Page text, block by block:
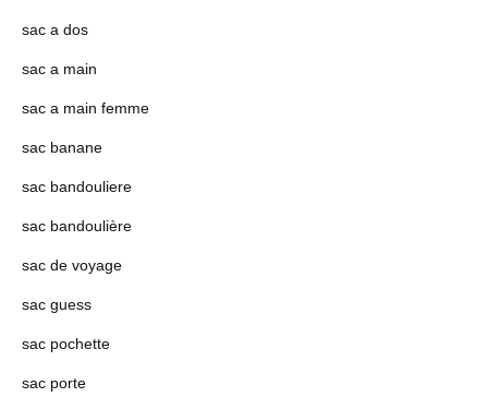
sac a dos
sac a main
sac a main femme
sac banane
sac bandouliere
sac bandoulière
sac de voyage
sac guess
sac pochette
sac porte